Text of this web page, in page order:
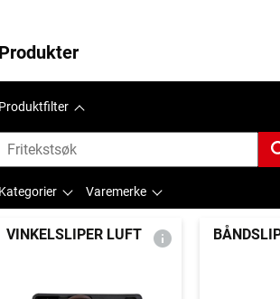
Produktfilter
Kategorier Varemerke
VINKELSLIPER LUFT